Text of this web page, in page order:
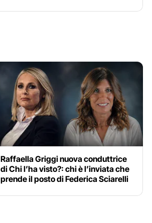
Raffaella Griggi nuova conduttrice
di Chi l’ha visto?: chi è l’inviata che
prende il posto di Federica Sciarelli